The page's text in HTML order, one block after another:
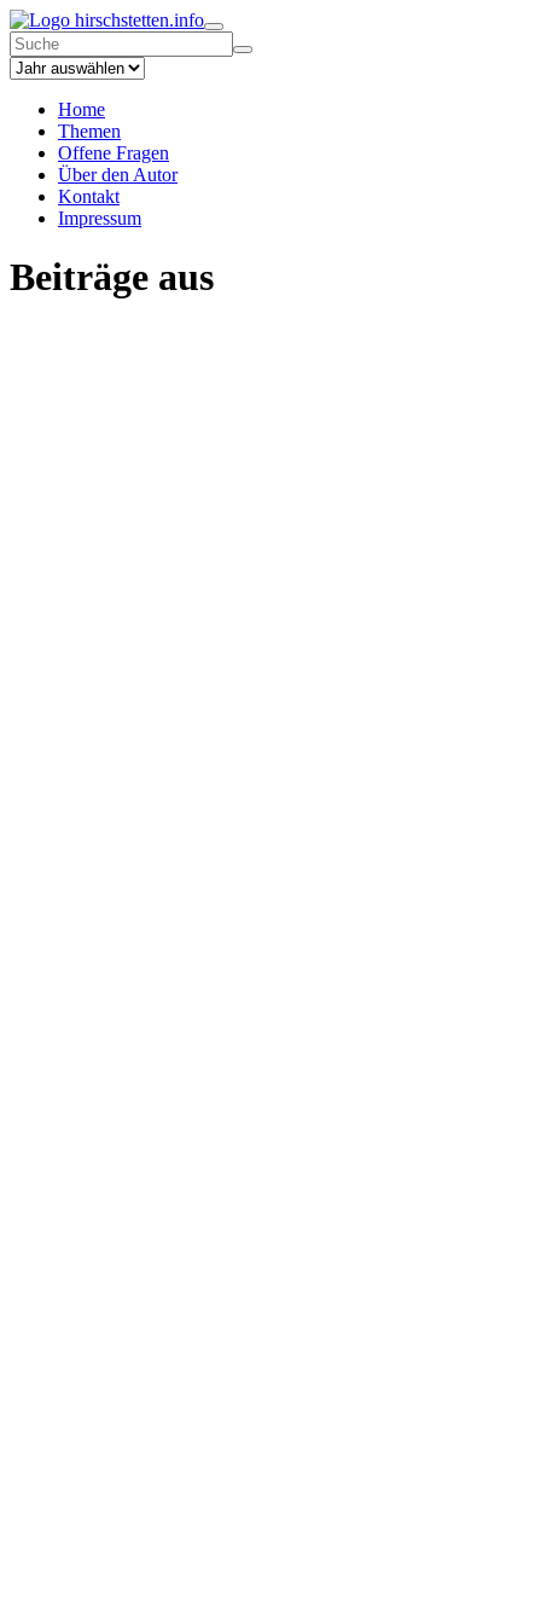
hirschstetten.info
Home
Themen
Offene Fragen
Über den Autor
Kontakt
Impressum
Beiträge aus